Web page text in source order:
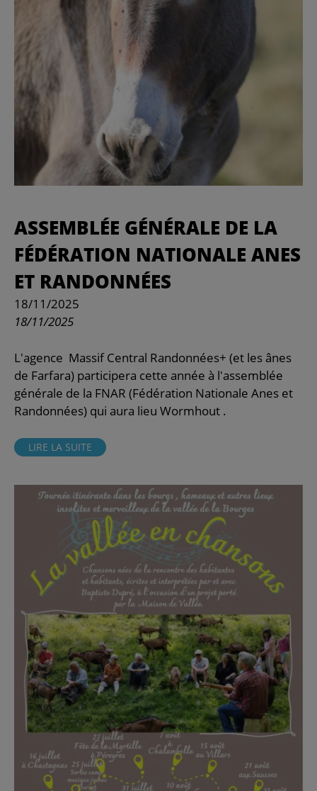
ASSEMBLÉE GÉNÉRALE DE LA
FÉDÉRATION NATIONALE ANES
ET RANDONNÉES
18/11/2025
18/11/2025
L'agence Massif Central Randonnées+ (et les ânes
de Farfara) participera cette année à l'assemblée
générale de la FNAR (Fédération Nationale Anes et
Randonnées) qui aura lieu Wormhout .
LIRE LA SUITE